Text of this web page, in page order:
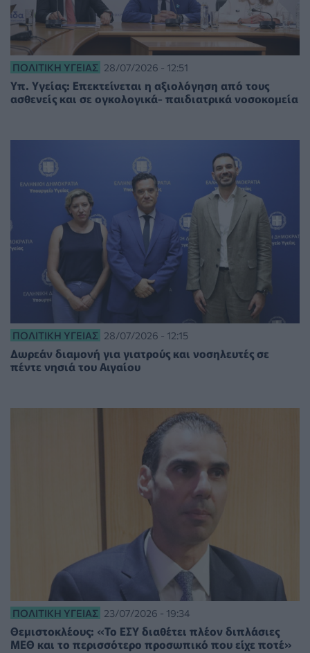
ΠΟΛΙΤΙΚΉ ΥΓΕΊΑΣ 28/07/2026 - 12:51
Υπ. Υγείας: Επεκτείνεται η αξιολόγηση από τους
ασθενείς και σε ογκολογικά- παιδιατρικά νοσοκομεία
ΠΟΛΙΤΙΚΉ ΥΓΕΊΑΣ 28/07/2026 - 12:15
Δωρεάν διαμονή για γιατρούς και νοσηλευτές σε
πέντε νησιά του Αιγαίου
ΠΟΛΙΤΙΚΉ ΥΓΕΊΑΣ 23/07/2026 - 19:34
Θεμιστοκλέους: «Το ΕΣΥ διαθέτει πλέον διπλάσιες
ΜΕΘ και το περισσότερο προσωπικό που είχε ποτέ»